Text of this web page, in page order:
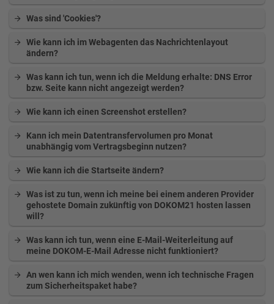
Was sind 'Cookies'?
Wie kann ich im Webagenten das Nachrichtenlayout
ändern?
Was kann ich tun, wenn ich die Meldung erhalte: DNS Error
bzw. Seite kann nicht angezeigt werden?
Wie kann ich einen Screenshot erstellen?
Kann ich mein Datentransfervolumen pro Monat
unabhängig vom Vertragsbeginn nutzen?
Wie kann ich die Startseite ändern?
Was ist zu tun, wenn ich meine bei einem anderen Provider
gehostete Domain zukünftig von DOKOM21 hosten lassen
will?
Was kann ich tun, wenn eine E-Mail-Weiterleitung auf
meine DOKOM-E-Mail Adresse nicht funktioniert?
An wen kann ich mich wenden, wenn ich technische Fragen
zum Sicherheitspaket habe?